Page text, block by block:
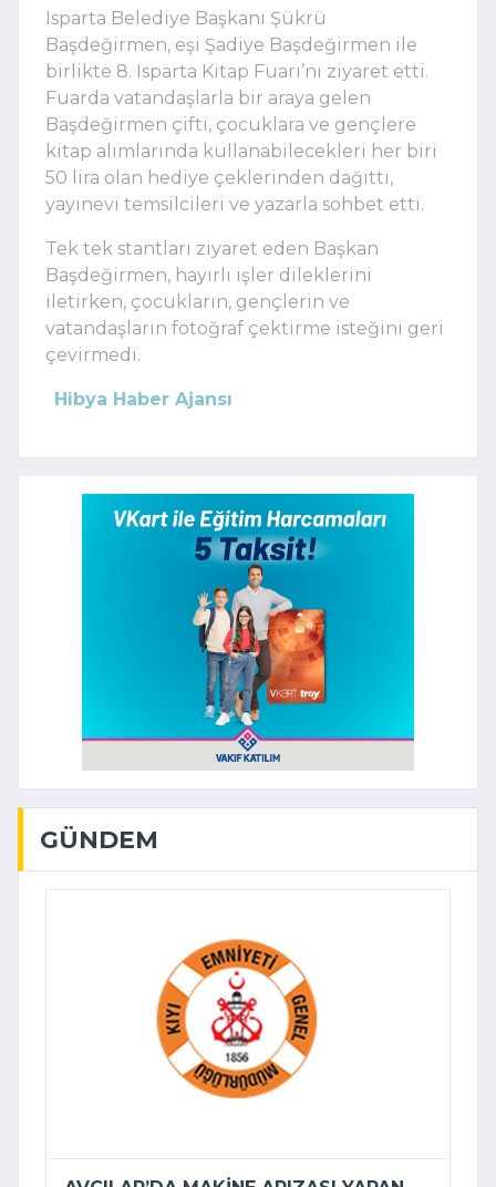
Isparta Belediye Başkanı Şükrü
Başdeğirmen, eşi Şadiye Başdeğirmen ile
birlikte 8. Isparta Kitap Fuarı’nı ziyaret etti.
Fuarda vatandaşlarla bir araya gelen
Başdeğirmen çifti, çocuklara ve gençlere
kitap alımlarında kullanabilecekleri her biri
50 lira olan hediye çeklerinden dağıttı,
yayınevi temsilcileri ve yazarla sohbet etti.
Tek tek stantları ziyaret eden Başkan
Başdeğirmen, hayırlı işler dileklerini
iletirken, çocukların, gençlerin ve
vatandaşların fotoğraf çektirme isteğini geri
çevirmedi.
Hibya Haber Ajansı
GÜNDEM